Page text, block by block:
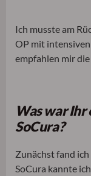
Ich musste am
OP mit
empfahlen mir
Was war
SoCura?
Zunächst fand
SoCura kannte